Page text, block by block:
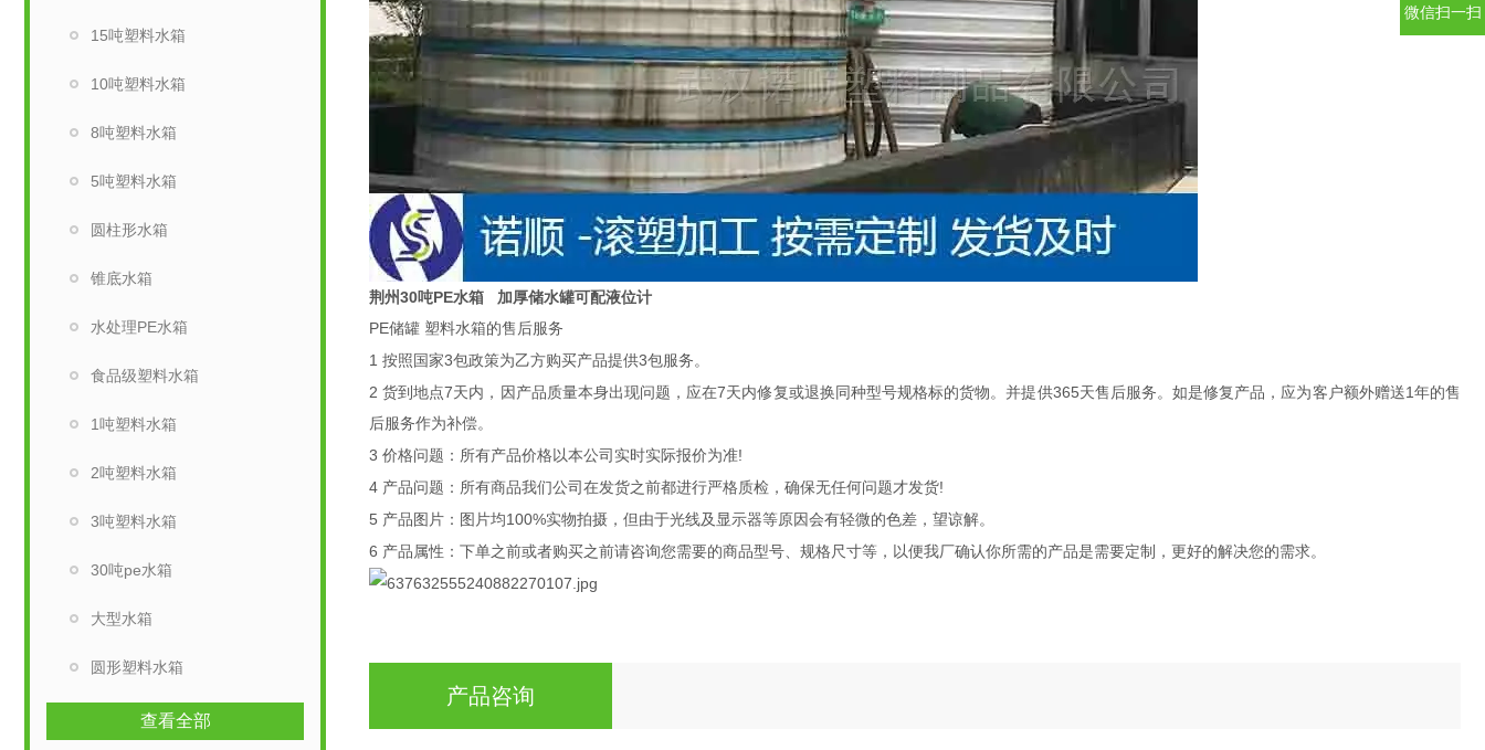
15吨塑料水箱
10吨塑料水箱
8吨塑料水箱
5吨塑料水箱
圆柱形水箱
锥底水箱
水处理PE水箱
食品级塑料水箱
1吨塑料水箱
2吨塑料水箱
3吨塑料水箱
30吨pe水箱
大型水箱
圆形塑料水箱
查看全部
荆州30吨PE水箱 加厚储水罐可配液位计
PE储罐 塑料水箱的售后服务
1 按照国家3包政策为乙方购买产品提供3包服务。
2货到地点7天内，因产品质量本身出现问题，应在7天内修复或退换同种型号规格标的货物。并提供365天售后服务。如是修复产品，应为客户额外赠送1 年的售
后服务作为补偿。
3 价格问题：所有产品价格以本公司实时实际报价为准!
4 产品问题：所有商品我们公司在发货之前都进行严格质检，确保无任何问题才发货!
5 产品图片：图片均100%实物拍摄，但由于光线及显示器等原因会有轻微的色差，望谅解。
6 产品属性：下单之前或者购买之前请咨询您需要的商品型号、规格尺寸等，以便我厂确认你所需的产品是需要定制，更好的解决您的需求。
产品咨询
微信扫一扫